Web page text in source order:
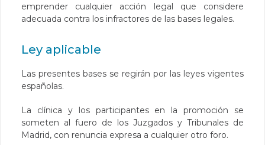
emprender cualquier acción legal que considere
adecuada contra los infractores de las bases legales.
Ley aplicable
Las presentes bases se regirán por las leyes vigentes
españolas.
La clínica y los participantes en la promoción se
someten al fuero de los Juzgados y Tribunales de
Madrid, con renuncia expresa a cualquier otro foro.